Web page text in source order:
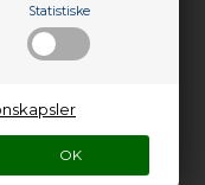
Statistiske